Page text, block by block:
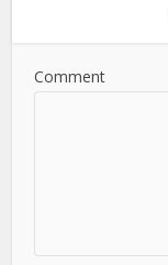
Comment